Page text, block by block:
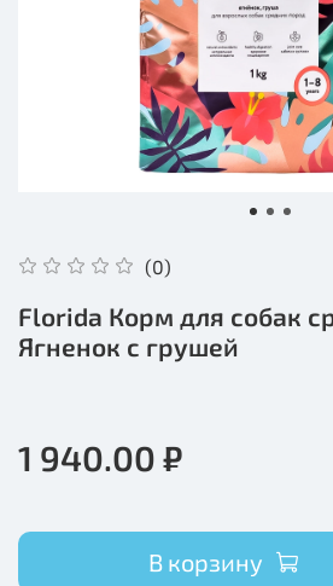
(0)
Florida Корм для собак
Ягненок с грушей
1 940.00 ₽
В корзину